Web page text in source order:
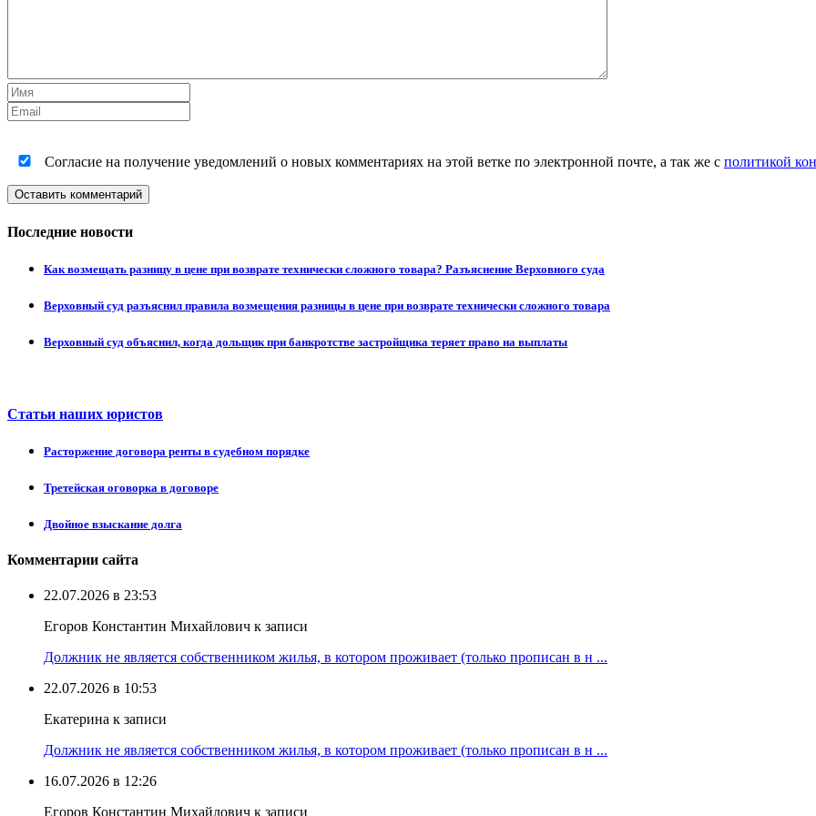
Согласие на получение уведомлений о новых комментариях на этой ветке по электронной почте, а так же с политикой
Оставить комментарий
Последние новости
Как возмещать разницу в цене при возврате технически сложного товара? Разъяснение Верховного суда
Верховный суд разъяснил правила возмещения разницы в цене при возврате технически сложного товара
Верховный суд объяснил, когда дольщик при банкротстве застройщика теряет право на выплаты
Статьи наших юристов
Расторжение договора ренты в судебном порядке
Третейская оговорка в договоре
Двойное взыскание долга
Комментарии сайта
22.07.2026 в 23:53
Егоров Константин Михайлович к записи
Должник не является собственником жилья, в котором проживает (только прописан в н ...
22.07.2026 в 10:53
Екатерина к записи
Должник не является собственником жилья, в котором проживает (только прописан в н ...
16.07.2026 в 12:26
Егоров Константин Михайлович к записи